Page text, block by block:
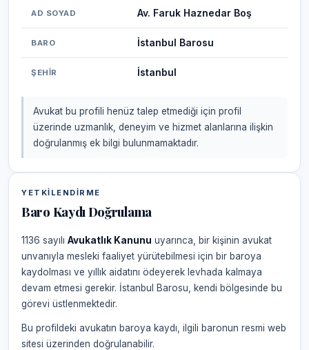
AD SOYAD Av. Faruk Haznedar Boş
BARO İstanbul Barosu
ŞEHIR İstanbul
Avukat bu profili henüz talep etmediği için profil
üzerinde uzmanlık, deneyim ve hizmet alanlarına ilişkin
doğrulanmış ek bilgi bulunmamaktadır.
YETKILENDIRME
Baro Kaydı Doğrulama
1136 sayılı Avukatlık Kanunu uyarınca, bir kişinin avukat
unvanıyla mesleki faaliyet yürütebilmesi için bir baroya
kaydolması ve yıllık aidatını ödeyerek levhada kalmaya
devam etmesi gerekir. İstanbul Barosu, kendi bölgesinde bu
görevi üstlenmektedir.
Bu profildeki avukatın baroya kaydı, ilgili baronun resmi web
sitesi üzerinden doğrulanabilir.